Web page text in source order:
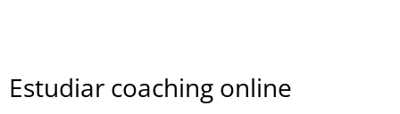
Estudiar coaching online